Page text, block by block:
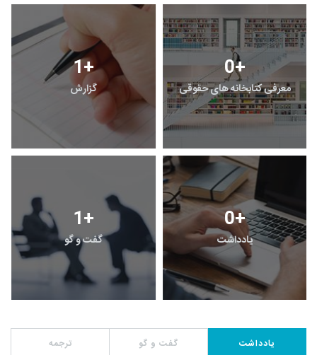
1+
گزارش
0+
معرفی کتابخانه های حقوقی
1+
گفت و گو
0+
یادداشت
یادداشت گفت و گو ترجمه